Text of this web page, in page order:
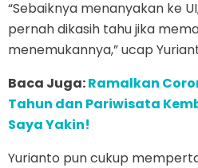
“Sebaiknya menanyakan ke
pernah dikasih tahu jika
menemukannya,” ucap
Baca Juga:Ramalkan
Tahun dan Pariwisata
Saya Yakin!
Yurianto pun cukup